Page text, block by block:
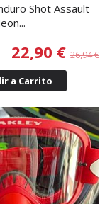
Shot Assault
22,90 €26,94 €
a Carrito